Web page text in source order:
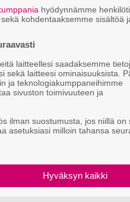
ja
hyödynnämme
kohdentaaksemme sisältöä
laitteellesi saadaksemme
sekä laitteesi ominaisuuksista.
ja teknologiakumppaneihimme
sivuston toimivuuteen ja
ilman suostumusta, jos niillä on
asetuksiasi milloin tahansa
Hyväksyn kaikki